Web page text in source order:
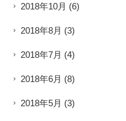
2018年10月 (6)
2018年8月 (3)
2018年7月 (4)
2018年6月 (8)
2018年5月 (3)